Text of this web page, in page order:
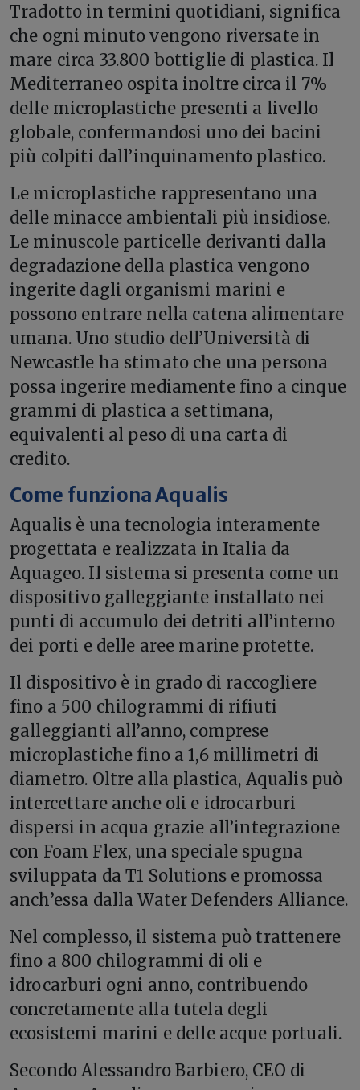
Tradotto in termini quotidiani, significa
che ogni minuto vengono riversate in
mare circa 33.800 bottiglie di plastica. Il
Mediterraneo ospita inoltre circa il 7%
delle microplastiche presenti a livello
globale, confermandosi uno dei bacini
più colpiti dall’inquinamento plastico.
Le microplastiche rappresentano una
delle minacce ambientali più insidiose.
Le minuscole particelle derivanti dalla
degradazione della plastica vengono
ingerite dagli organismi marini e
possono entrare nella catena alimentare
umana. Uno studio dell’Università di
Newcastle ha stimato che una persona
possa ingerire mediamente fino a cinque
grammi di plastica a settimana,
equivalenti al peso di una carta di
credito.
Come funziona Aqualis
Aqualis è una tecnologia interamente
progettata e realizzata in Italia da
Aquageo. Il sistema si presenta come un
dispositivo galleggiante installato nei
punti di accumulo dei detriti all’interno
dei porti e delle aree marine protette.
Il dispositivo è in grado di raccogliere
fino a 500 chilogrammi di rifiuti
galleggianti all’anno, comprese
microplastiche fino a 1,6 millimetri di
diametro. Oltre alla plastica, Aqualis può
intercettare anche oli e idrocarburi
dispersi in acqua grazie all’integrazione
con Foam Flex, una speciale spugna
sviluppata da T1 Solutions e promossa
anch’essa dalla Water Defenders Alliance.
Nel complesso, il sistema può trattenere
fino a 800 chilogrammi di oli e
idrocarburi ogni anno, contribuendo
concretamente alla tutela degli
ecosistemi marini e delle acque portuali.
Secondo Alessandro Barbiero, CEO di